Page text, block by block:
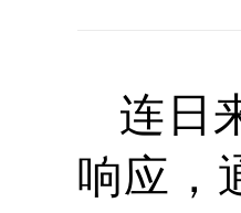
连日
响应，